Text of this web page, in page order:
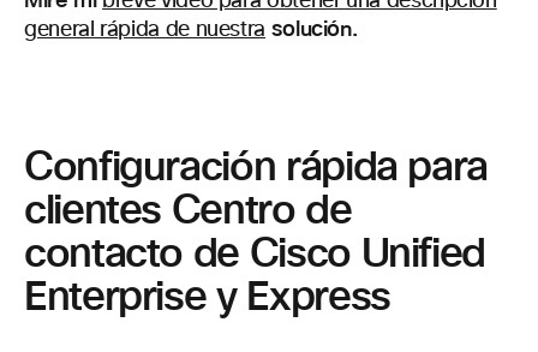
general rápida de nuestra solución.
Configuración rápida para
clientes Centro de
contacto de Cisco Unified
Enterprise y Express